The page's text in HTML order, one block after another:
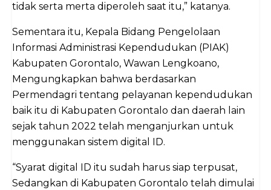
tidak serta merta diperoleh saat itu,” katanya.
Sementara itu, Kepala Bidang Pengelolaan
Informasi Administrasi Kependudukan (PIAK)
Kabupaten Gorontalo, Wawan Lengkoano,
Mengungkapkan bahwa berdasarkan
Permendagri tentang pelayanan kependudukan
baik itu di Kabupaten Gorontalo dan daerah lain
sejak tahun 2022 telah menganjurkan untuk
menggunakan sistem digital ID.
“Syarat digital ID itu sudah harus siap terpusat,
Sedangkan di Kabupaten Gorontalo telah dimulai